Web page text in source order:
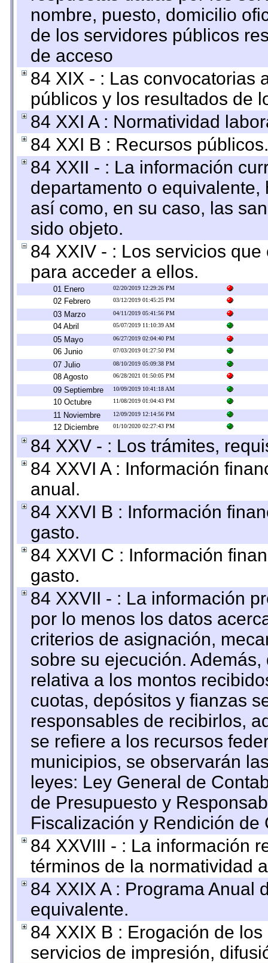
nombre, puesto, domicilio
de los servidores públicos
de acceso
84 XIX - : Las convocatorias
públicos y los resultados de
84 XXI A : Normatividad
84 XXI B : Recursos públicos.
84 XXII - : La información
departamento o
así como, en su caso, las
sido objeto.
84 XXIV - : Los servicios
para acceder a ellos.
01 Enero 02/20/2019 12:29:26 PM
02 Febrero 03/12/2019 01:45:25 PM
03 Marzo 04/11/2019 05:41:56 PM
04 Abril 05/07/2019 11:10:39 AM
05 Mayo 06/27/2019 02:04:40 PM
06 Junio 07/03/2019 01:27:50 PM
07 Julio 08/10/2019 05:09:38 PM
08 Agosto 06/28/2021 01:50:05 PM
09 Septiembre 10/09/2019 10:41:18 AM
10 Octubre 11/08/2019 01:04:43 PM
11 Noviembre 12/09/2019 12:14:56 PM
12 Diciembre 01/10/2020 02:27:43 PM
84 XXV - : Los trámites,
84 XXVI A : Información
anual.
84 XXVI B : Información
gasto.
84 XXVI C : Información
gasto.
84 XXVII - : La información
por lo menos los datos
criterios de asignación,
sobre su ejecución.
relativa a los montos
cuotas, depósitos y fianzas
responsables de recibirlos,
se refiere a los recursos
municipios, se observarán
leyes: Ley General de
de Presupuesto y
Fiscalización y Rendición
84 XXVIII - : La información
términos de la normatividad
84 XXIX A : Programa Anual
equivalente.
84 XXIX B : Erogación de
servicios de impresión,